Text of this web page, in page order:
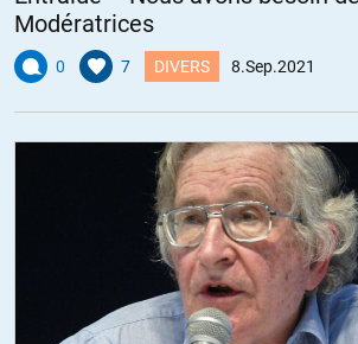
Modératrices
0 7 DIVERS 8.Sep.2021